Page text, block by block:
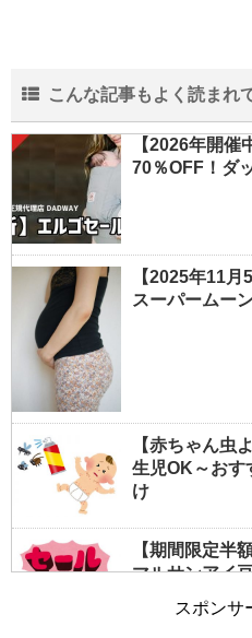
こんな記事もよく読まれ
【2026年開催
70％OFF！ダ
【2025年11
スーパームー
【赤ちゃん虫
生児OK～おす
け
【期間限定半
マルサンアイ
スポンサ